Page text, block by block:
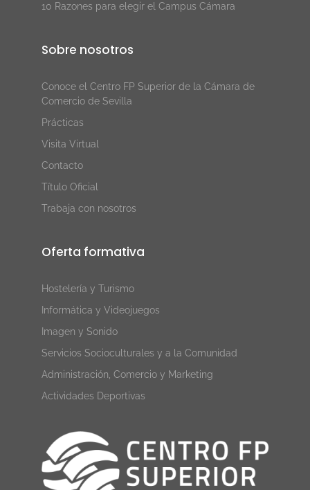
10 Razones para elegir el Campus Cámara
Sobre nosotros
Conoce el Centro FP Superior de la Cámara de
Comercio de Sevilla
Prácticas
Visita Virtual
Contacto
Título Oficial
Trabaja con nosotros
Oferta formativa
Hostelería y Turismo
Informática y Videojuegos
Imagen y Sonido
Servicios Socioculturales y a la Comunidad
Administración, Comercio y Marketing
Actividades Deportivas